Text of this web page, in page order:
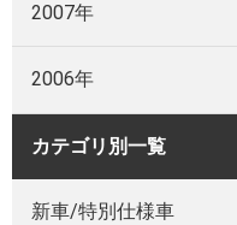
2007年
2006年
カテゴリ別一覧
新車/特別仕様車